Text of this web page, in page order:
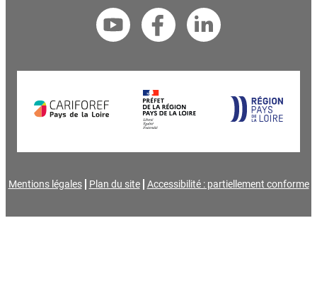
Mentions légales Plan du site Accessibilité : partiellement conforme